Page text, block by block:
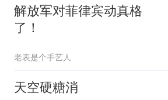
解放军对菲律宾动真格
了！
老表是个手艺人
天空硬糖消